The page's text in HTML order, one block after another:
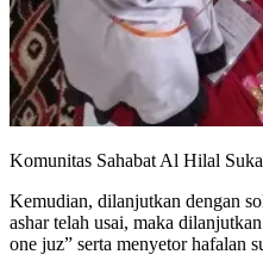
Komunitas Sahabat Al Hilal
Kemudian, dilanjutkan dengan
ashar telah usai, maka
one juz” serta menyetor hafalan